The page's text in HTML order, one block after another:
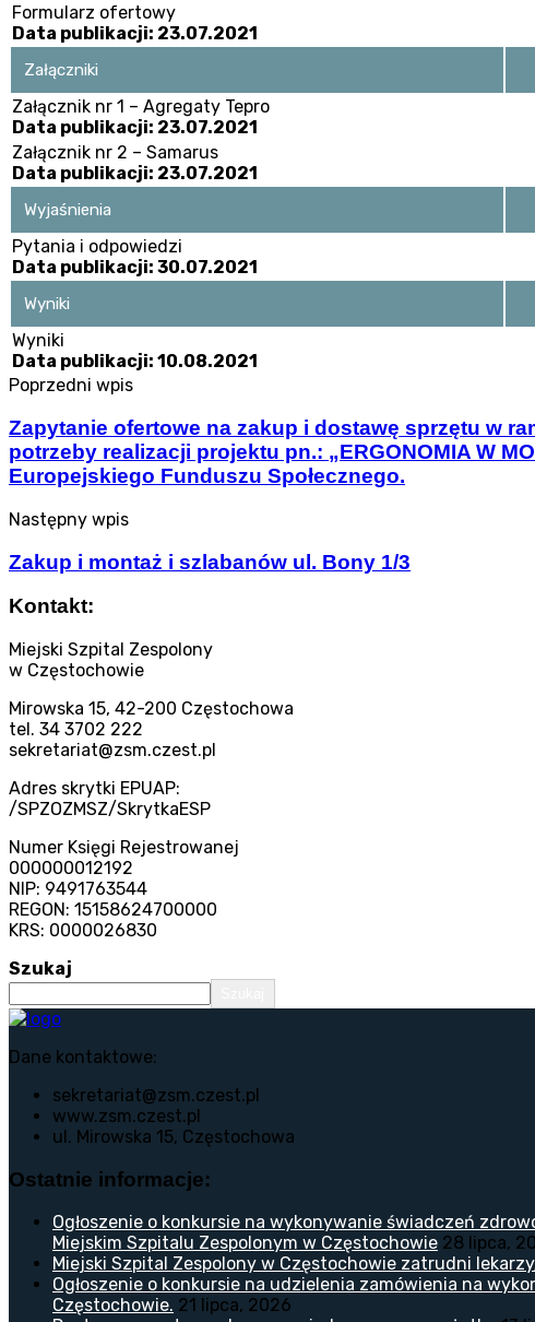
Formularz ofertowy
Data publikacji: 23.07.2021
Załączniki
Załącznik nr 1 – Agregaty Tepro
Data publikacji: 23.07.2021
Załącznik nr 2 – Samarus
Data publikacji: 23.07.2021
Wyjaśnienia
Pytania i odpowiedzi
Data publikacji: 30.07.2021
Wyniki
Wyniki
Data publikacji: 10.08.2021
Poprzedni wpis
Zapytanie ofertowe na zakup i dostawę sprzętu w
potrzeby realizacji projektu pn.: „ERGONOMIA W
Europejskiego Funduszu Społecznego.
Następny wpis
Zakup i montaż i szlabanów ul. Bony 1/3
Kontakt:
Miejski Szpital Zespolony
w Częstochowie
Mirowska 15, 42-200 Częstochowa
tel. 34 3702 222
sekretariat@zsm.czest.pl
Adres skrytki EPUAP:
/SPZOZMSZ/SkrytkaESP
Numer Księgi Rejestrowanej
000000012192
NIP: 9491763544
REGON: 15158624700000
KRS: 0000026830
Szukaj
Dane kontaktowe:
sekretariat@zsm.czest.pl
www.zsm.czest.pl
ul. Mirowska 15, Częstochowa
Ostatnie informacje:
Ogłoszenie o konkursie na wykonywanie świadczeń
Miejskim Szpitalu Zespolonym w Częstochowie 28 lipca,
Miejski Szpital Zespolony w Częstochowie zatrudni
Ogłoszenie o konkursie na udzielenia zamówienia na
Częstochowie. 21 lipca, 2026